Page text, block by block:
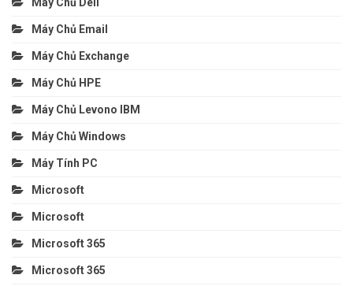
Máy Chủ Dell
Máy Chủ Email
Máy Chủ Exchange
Máy Chủ HPE
Máy Chủ Levono IBM
Máy Chủ Windows
Máy Tính PC
Microsoft
Microsoft
Microsoft 365
Microsoft 365